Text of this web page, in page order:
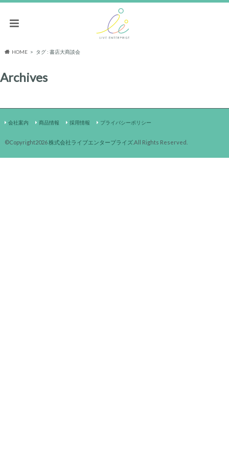
HOME タグ : 書店大商談会
Archives
会社案内 商品情報 採用情報 プライバシーポリシー
©Copyright2026株式会社ライブエンタープライズ.All Rights Reserved.